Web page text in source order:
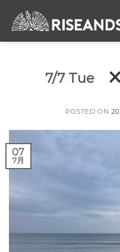
7/7 Tue
POSTED ON
07
7月